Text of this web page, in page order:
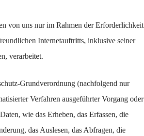
von uns nur im Rahmen der Erforderlichkeit
Internetauftritts, inklusive seiner
verarbeitet.
Grundverordnung (nachfolgend nur
Verfahren ausgeführter Vorgang oder
wie das Erheben, das Erfassen, die
das Auslesen, das Abfragen, die